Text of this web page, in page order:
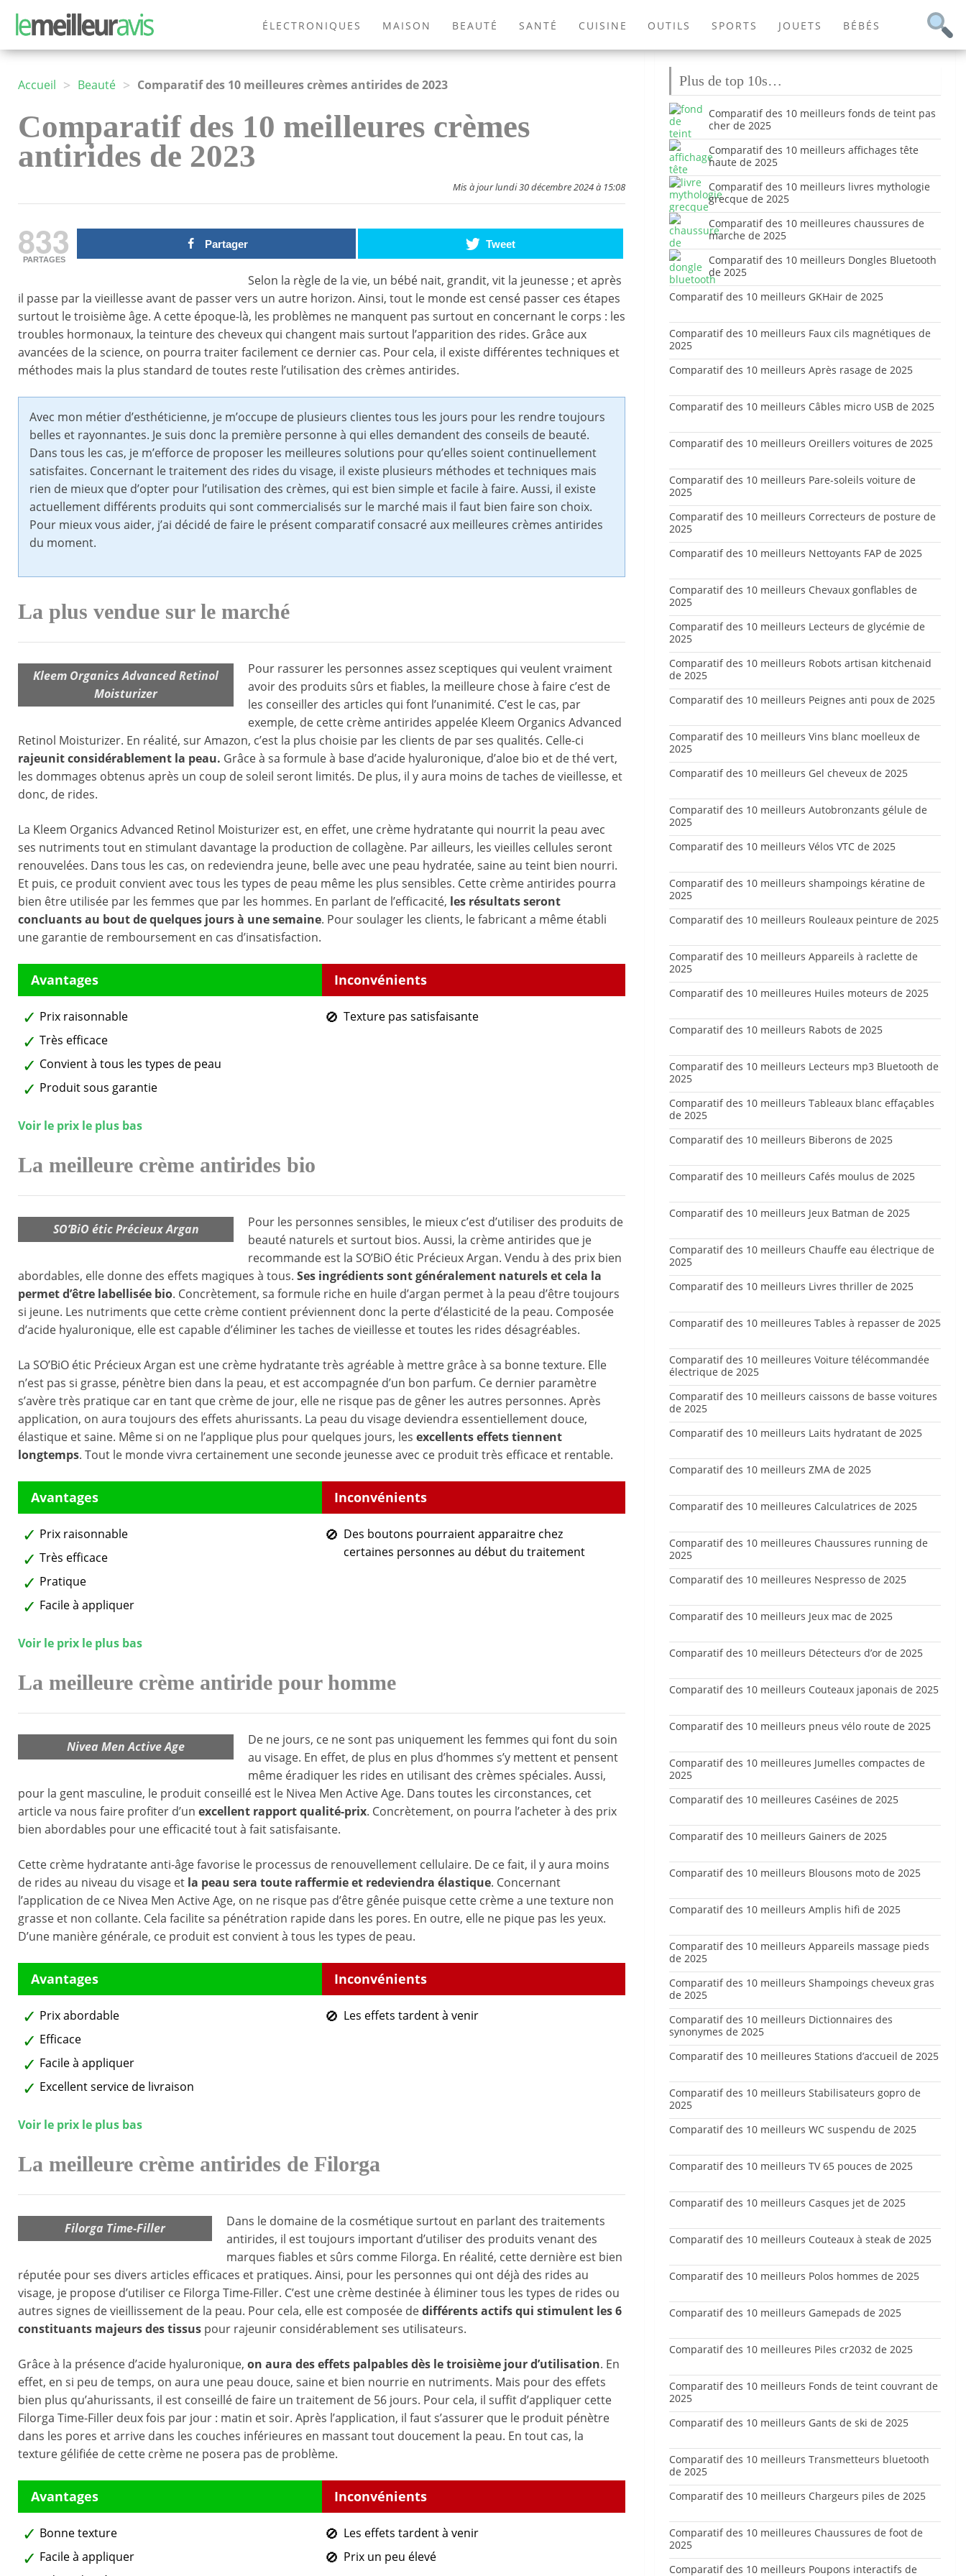
ÉLECTRONIQUES MAISON BEAUTÉ SANTÉ CUISINE OUTILS SPORTS JOUETS BÉBÉS
MODE EXTÉRIEUR ANIMAUX JEUX VIDÉOS LIVRES
Accueil > Beauté > Comparatif des 10 meilleures crèmes antirides de 2023
Comparatif des 10 meilleures crèmes
antirides de 2023
Mis à jour lundi 30 décembre 2024 à 15:08
833
PARTAGES
Partager Tweet
Selon la règle de la vie, un bébé nait, grandit, vit la jeunesse ; et après
il passe par la vieillesse avant de passer vers un autre horizon. Ainsi, tout le monde est censé passer ces étapes
surtout le troisième âge. A cette époque-là, les problèmes ne manquent pas surtout en concernant le corps : les
troubles hormonaux, la teinture des cheveux qui changent mais surtout l’apparition des rides. Grâce aux
avancées de la science, on pourra traiter facilement ce dernier cas. Pour cela, il existe différentes techniques et
méthodes mais la plus standard de toutes reste l’utilisation des crèmes antirides.
Avec mon métier d’esthéticienne, je m’occupe de plusieurs clientes tous les jours pour les rendre toujours
belles et rayonnantes. Je suis donc la première personne à qui elles demandent des conseils de beauté.
Dans tous les cas, je m’efforce de proposer les meilleures solutions pour qu’elles soient continuellement
satisfaites. Concernant le traitement des rides du visage, il existe plusieurs méthodes et techniques mais
rien de mieux que d’opter pour l’utilisation des crèmes, qui est bien simple et facile à faire. Aussi, il existe
actuellement différents produits qui sont commercialisés sur le marché mais il faut bien faire son choix.
Pour mieux vous aider, j’ai décidé de faire le présent comparatif consacré aux meilleures crèmes antirides
du moment.
La plus vendue sur le marché
Kleem Organics Advanced Retinol
Moisturizer
Pour rassurer les personnes assez sceptiques qui veulent vraiment
avoir des produits sûrs et fiables, la meilleure chose à faire c’est de
les conseiller des articles qui font l’unanimité. C’est le cas, par
exemple, de cette crème antirides appelée Kleem Organics Advanced
Retinol Moisturizer. En réalité, sur Amazon, c’est la plus choisie par les clients de par ses qualités. Celle-ci
rajeunit considérablement la peau. Grâce à sa formule à base d’acide hyaluronique, d’aloe bio et de thé vert,
les dommages obtenus après un coup de soleil seront limités. De plus, il y aura moins de taches de vieillesse, et
donc, de rides.
La Kleem Organics Advanced Retinol Moisturizer est, en effet, une crème hydratante qui nourrit la peau avec
ses nutriments tout en stimulant davantage la production de collagène. Par ailleurs, les vieilles cellules seront
renouvelées. Dans tous les cas, on redeviendra jeune, belle avec une peau hydratée, saine au teint bien nourri.
Et puis, ce produit convient avec tous les types de peau même les plus sensibles. Cette crème antirides pourra
bien être utilisée par les femmes que par les hommes. En parlant de l’efficacité, les résultats seront
concluants au bout de quelques jours à une semaine. Pour soulager les clients, le fabricant a même établi
une garantie de remboursement en cas d’insatisfaction.
Prix raisonnable
Très efficace
Convient à tous les types de peau
Produit sous garantie
Texture pas satisfaisante
Voir le prix le plus bas
La meilleure crème antirides bio
SO’BiO étic Précieux Argan
Pour les personnes sensibles, le mieux c’est d’utiliser des produits de
beauté naturels et surtout bios. Aussi, la crème antirides que je
recommande est la SO’BiO étic Précieux Argan. Vendu à des prix bien
abordables, elle donne des effets magiques à tous. Ses ingrédients sont généralement naturels et cela la
permet d’être labellisée bio. Concrètement, sa formule riche en huile d’argan permet à la peau d’être toujours
si jeune. Les nutriments que cette crème contient préviennent donc la perte d’élasticité de la peau. Composée
d’acide hyaluronique, elle est capable d’éliminer les taches de vieillesse et toutes les rides désagréables.
La SO’BiO étic Précieux Argan est une crème hydratante très agréable à mettre grâce à sa bonne texture. Elle
n’est pas si grasse, pénètre bien dans la peau, et est accompagnée d’un bon parfum. Ce dernier paramètre
s’avère très pratique car en tant que crème de jour, elle ne risque pas de gêner les autres personnes. Après
application, on aura toujours des effets ahurissants. La peau du visage deviendra essentiellement douce,
élastique et saine. Même si on ne l’applique plus pour quelques jours, les excellents effets tiennent
longtemps. Tout le monde vivra certainement une seconde jeunesse avec ce produit très efficace et rentable.
Prix raisonnable
Très efficace
Pratique
Facile à appliquer
Des boutons pourraient apparaitre chez
certaines personnes au début du traitement
Voir le prix le plus bas
La meilleure crème antiride pour homme
Nivea Men Active Age
De ne jours, ce ne sont pas uniquement les femmes qui font du soin
au visage. En effet, de plus en plus d’hommes s’y mettent et pensent
même éradiquer les rides en utilisant des crèmes spéciales. Aussi,
pour la gent masculine, le produit conseillé est le Nivea Men Active Age. Dans toutes les circonstances, cet
article va nous faire profiter d’un excellent rapport qualité-prix. Concrètement, on pourra l’acheter à des prix
bien abordables pour une efficacité tout à fait satisfaisante.
Cette crème hydratante anti-âge favorise le processus de renouvellement cellulaire. De ce fait, il y aura moins
de rides au niveau du visage et la peau sera toute raffermie et redeviendra élastique. Concernant
l’application de ce Nivea Men Active Age, on ne risque pas d’être gênée puisque cette crème a une texture non
grasse et non collante. Cela facilite sa pénétration rapide dans les pores. En outre, elle ne pique pas les yeux.
D’une manière générale, ce produit est convient à tous les types de peau.
Prix abordable
Efficace
Facile à appliquer
Excellent service de livraison
Les effets tardent à venir
Voir le prix le plus bas
La meilleure crème antirides de Filorga
Filorga Time-Filler
Dans le domaine de la cosmétique surtout en parlant des traitements
antirides, il est toujours important d’utiliser des produits venant des
marques fiables et sûrs comme Filorga. En réalité, cette dernière est bien
réputée pour ses divers articles efficaces et pratiques. Ainsi, pour les personnes qui ont déjà des rides au
visage, je propose d’utiliser ce Filorga Time-Filler. C’est une crème destinée à éliminer tous les types de rides ou
autres signes de vieillissement de la peau. Pour cela, elle est composée dedifférents actifs qui stimulent les 6
constituants majeurs des tissus pour rajeunir considérablement ses utilisateurs.
Grâce à la présence d’acide hyaluronique, on aura des effets palpables dès le troisième jour d’utilisation. En
effet, en si peu de temps, on aura une peau douce, saine et bien nourrie en nutriments. Mais pour des effets
bien plus qu’ahurissants, il est conseillé de faire un traitement de 56 jours. Pour cela, il suffit d’appliquer cette
Filorga Time-Filler deux fois par jour : matin et soir. Après l’application, il faut s’assurer que le produit pénètre
dans les pores et arrive dans les couches inférieures en massant tout doucement la peau. En tout cas, la
texture gélifiée de cette crème ne posera pas de problème.
Bonne texture
Facile à appliquer
Les effets tardent à venir
Prix un peu élevé
Plus de top 10s…
Comparatif des 10 meilleurs fonds de teint pas
cher de 2025
Comparatif des 10 meilleurs affichages tête
haute de 2025
Comparatif des 10 meilleurs livres mythologie
grecque de 2025
Comparatif des 10 meilleures chaussures de
marche de 2025
Comparatif des 10 meilleurs Dongles Bluetooth
de 2025
Comparatif des 10 meilleurs GKHair de 2025
Comparatif des 10 meilleurs Faux cils magnétiques de
2025
Comparatif des 10 meilleurs Après rasage de 2025
Comparatif des 10 meilleurs Câbles micro USB de 2025
Comparatif des 10 meilleurs Oreillers voitures de 2025
Comparatif des 10 meilleurs Pare-soleils voiture de
2025
Comparatif des 10 meilleurs Correcteurs de posture de
2025
Comparatif des 10 meilleurs Nettoyants FAP de 2025
Comparatif des 10 meilleurs Chevaux gonflables de
2025
Comparatif des 10 meilleurs Lecteurs de glycémie de
2025
Comparatif des 10 meilleurs Robots artisan kitchenaid
de 2025
Comparatif des 10 meilleurs Peignes anti poux de 2025
Comparatif des 10 meilleurs Vins blanc moelleux de
2025
Comparatif des 10 meilleurs Gel cheveux de 2025
Comparatif des 10 meilleurs Autobronzants gélule de
2025
Comparatif des 10 meilleurs Vélos VTC de 2025
Comparatif des 10 meilleurs shampoings kératine de
2025
Comparatif des 10 meilleurs Rouleaux peinture de 2025
Comparatif des 10 meilleurs Appareils à raclette de
2025
Comparatif des 10 meilleures Huiles moteurs de 2025
Comparatif des 10 meilleurs Rabots de 2025
Comparatif des 10 meilleurs Lecteurs mp3 Bluetooth de
2025
Comparatif des 10 meilleurs Tableaux blanc effaçables
de 2025
Comparatif des 10 meilleurs Biberons de 2025
Comparatif des 10 meilleurs Cafés moulus de 2025
Comparatif des 10 meilleurs Jeux Batman de 2025
Comparatif des 10 meilleurs Chauffe eau électrique de
2025
Comparatif des 10 meilleurs Livres thriller de 2025
Comparatif des 10 meilleures Tables à repasser de 2025
Comparatif des 10 meilleures Voiture télécommandée
électrique de 2025
Comparatif des 10 meilleurs caissons de basse voitures
de 2025
Comparatif des 10 meilleurs Laits hydratant de 2025
Comparatif des 10 meilleurs ZMA de 2025
Comparatif des 10 meilleures Calculatrices de 2025
Comparatif des 10 meilleures Chaussures running de
2025
Comparatif des 10 meilleures Nespresso de 2025
Comparatif des 10 meilleurs Jeux mac de 2025
Comparatif des 10 meilleurs Détecteurs d’or de 2025
Comparatif des 10 meilleurs Couteaux japonais de 2025
Comparatif des 10 meilleurs pneus vélo route de 2025
Comparatif des 10 meilleures Jumelles compactes de
2025
Comparatif des 10 meilleures Caséines de 2025
Comparatif des 10 meilleurs Gainers de 2025
Comparatif des 10 meilleurs Blousons moto de 2025
Comparatif des 10 meilleurs Amplis hifi de 2025
Comparatif des 10 meilleurs Appareils massage pieds
de 2025
Comparatif des 10 meilleurs Shampoings cheveux gras
de 2025
Comparatif des 10 meilleurs Dictionnaires des
synonymes de 2025
Comparatif des 10 meilleures Stations d’accueil de 2025
Comparatif des 10 meilleurs Stabilisateurs gopro de
2025
Comparatif des 10 meilleurs WC suspendu de 2025
Comparatif des 10 meilleurs TV 65 pouces de 2025
Comparatif des 10 meilleurs Casques jet de 2025
Comparatif des 10 meilleurs Couteaux à steak de 2025
Comparatif des 10 meilleurs Polos hommes de 2025
Comparatif des 10 meilleurs Gamepads de 2025
Comparatif des 10 meilleures Piles cr2032 de 2025
Comparatif des 10 meilleurs Fonds de teint couvrant de
2025
Comparatif des 10 meilleurs Gants de ski de 2025
Comparatif des 10 meilleurs Transmetteurs bluetooth
de 2025
Comparatif des 10 meilleurs Chargeurs piles de 2025
Comparatif des 10 meilleures Chaussures de foot de
2025
Comparatif des 10 meilleurs Poupons interactifs de